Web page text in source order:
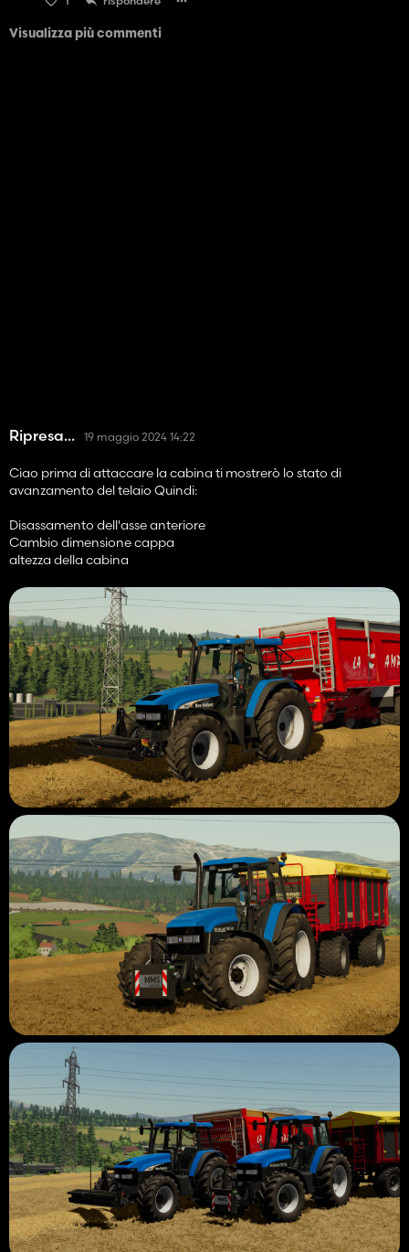
Visualizza più commenti
Ripresa... 19 maggio 2024 14:22
Ciao prima di attaccare la cabina ti mostrerò lo stato di
avanzamento del telaio Quindi:
Disassamento dell'asse anteriore
Cambio dimensione cappa
altezza della cabina